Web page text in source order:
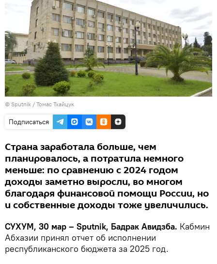
© Sputnik / Томас Тхайцук
Подписаться
Страна заработала больше, чем
планировалось, а потратила немного
меньше: по сравнению с 2024 годом
доходы заметно выросли, во многом
благодаря финансовой помощи России, но
и собственные доходы тоже увеличились.
СУХУМ, 30 мар – Sputnik, Бадрак Авидзба. Кабмин
Абхазии принял отчет об исполнении
республиканского бюджета за 2025 год.